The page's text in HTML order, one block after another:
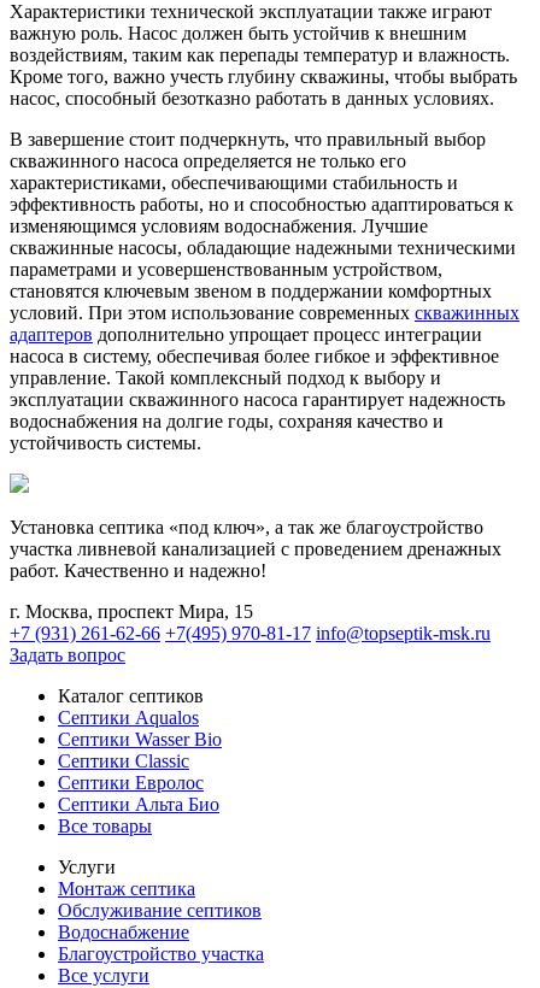
Характеристики технической эксплуатации также играют
важную роль. Насос должен быть устойчив к внешним
воздействиям, таким как перепады температур и влажность.
Кроме того, важно учесть глубину скважины, чтобы выбрать
насос, способный безотказно работать в данных условиях.
В завершение стоит подчеркнуть, что правильный выбор
скважинного насоса определяется не только его
характеристиками, обеспечивающими стабильность и
эффективность работы, но и способностью адаптироваться к
изменяющимся условиям водоснабжения. Лучшие
скважинные насосы, обладающие надежными техническими
параметрами и усовершенствованным устройством,
становятся ключевым звеном в поддержании комфортных
условий. При этом использование современных скважинных
адаптеров дополнительно упрощает процесс интеграции
насоса в систему, обеспечивая более гибкое и эффективное
управление. Такой комплексный подход к выбору и
эксплуатации скважинного насоса гарантирует надежность
водоснабжения на долгие годы, сохраняя качество и
устойчивость системы.
Установка септика «под ключ», а так же благоустройство
участка ливневой канализацией с проведением дренажных
работ. Качественно и надежно!
г. Москва, проспект Мира, 15
+7 (931) 261-62-66 +7(495) 970-81-17 info@topseptik-msk.ru
Задать вопрос
Каталог септиков
Септики Aqualos
Септики Wasser Bio
Септики Classic
Септики Евролос
Септики Альта Био
Все товары
Услуги
Монтаж септика
Обслуживание септиков
Водоснабжение
Благоустройство участка
Все услуги